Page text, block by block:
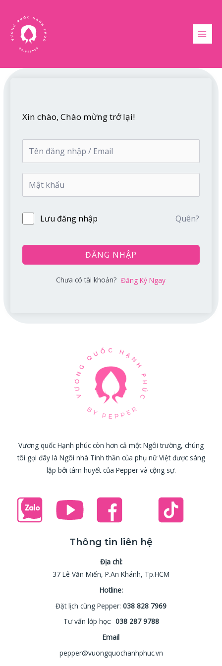
dung
Xin chào, Chào mừng trở lại!
Lưu đăng nhập Quên?
ĐĂNG NHẬP
Chưa có tài khoản? Đăng Ký Ngay
Vương quốc Hạnh phúc còn hơn cả một Ngôi trường, chúng
tôi gọi đây là Ngôi nhà Tinh thần của phụ nữ Việt được sáng
lập bởi tâm huyết của Pepper và cộng sự.
Thông tin liên hệ
Địa chỉ:
37 Lê Văn Miến, P.An Khánh, Tp.HCM
Hotline:
Đặt lịch cùng Pepper: 038 828 7969
Tư vấn lớp học: 038 287 9788
Email
pepper@vuongquochanhphuc.vn